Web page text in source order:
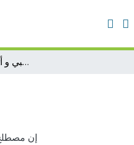
كفاءة الطاقم الشبه طبي و أثره على أداء المؤسسة
إن مصطلح